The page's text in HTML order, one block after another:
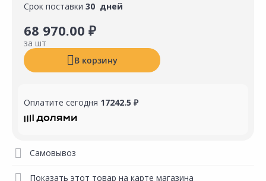
Срок поставки 30 дней
68 970.00 ₽
за шт
В корзину
Оплатите сегодня 17242.5 ₽
Самовывоз
Показать этот товар на карте магазина